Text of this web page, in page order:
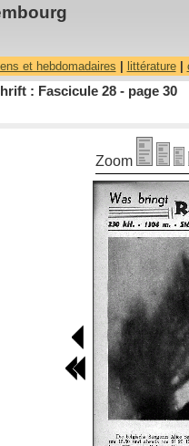
et hebdomadaires littérature|
: Fascicule 28 - page 30
Zoom